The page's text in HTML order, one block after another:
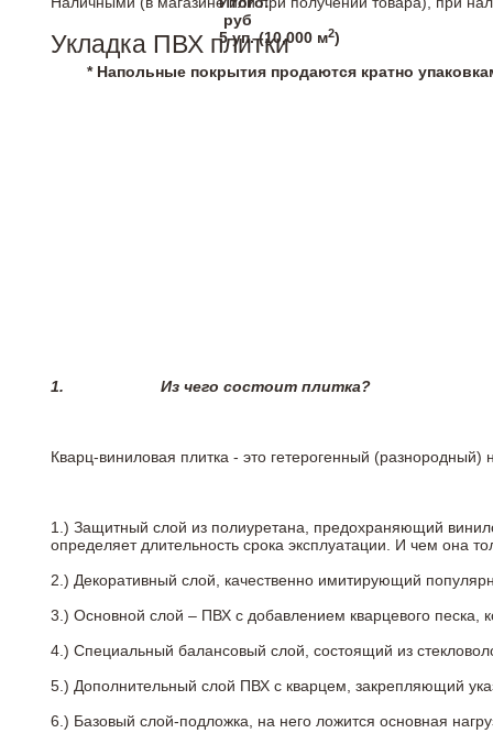
руб
5уп. (10,000 м2)
* Напольные покрытия продаются кратно
Укладка ПВХ плитки
1. Из чего состоит плитка?
Кварц-виниловая плитка - это гетерогенный
1.) Защитный слой из полиуретана, предохраняющий
определяет длительность срока эксплуатации. И чем она
2.) Декоративный слой, качественно имитирующий
3.) Основной слой – ПВХ с добавлением кварцевого песка,
4.) Специальный балансовый слой, состоящий из
5.) Дополнительный слой ПВХ с кварцем, закрепляющий
6.) Базовый слой-подложка, на него ложится основная